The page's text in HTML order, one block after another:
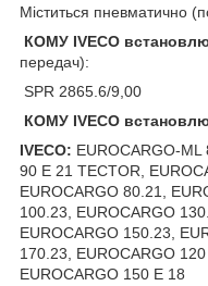
Міститься пневматично
КОМУ IVECO
передач):
SPR 2865.6/9,00
КОМУ IVECO
IVECO: EUROCARGO-ML
90 E 21 TECTOR,
EUROCARGO 80.21,
100.23, EUROCARGO
EUROCARGO 150.23,
170.23, EUROCARGO
EUROCARGO 150 E 18